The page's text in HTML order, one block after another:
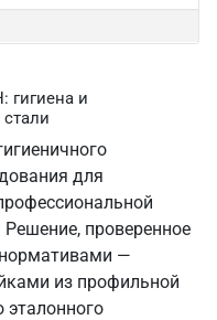
гигиена и
для
Решение, проверенное
—
из профильной